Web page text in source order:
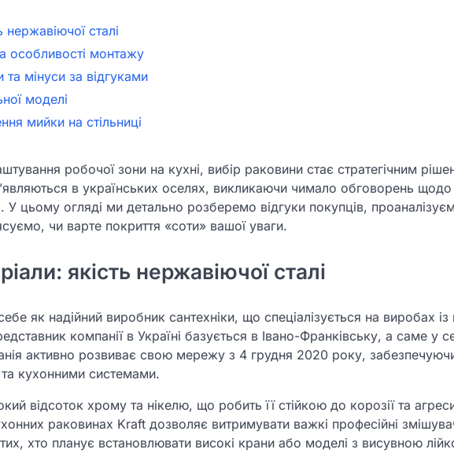
нержавіючої сталі
особливості монтажу
мінуси за відгуками
моделі
мийки на стільниці
робочої зони на кухні, вибір раковини стає стратегічним
в українських оселях, викликаючи чимало обговорень щодо
У цьому огляді ми детально розберемо відгуки покупців,
чи варте покриття «соти» вашої уваги.
якість нержавіючої сталі
як надійний виробник сантехніки, що спеціалізується на виробах із
компанії в Україні базується в Івано-Франківську, а саме у
активно розвиває свою мережу з 4 грудня 2020 року,
кухонними системами.
відсоток хрому та нікелю, що робить її стійкою до корозії та
раковинах Kraft дозволяє витримувати важкі професійні
хто планує встановлювати високі крани або моделі з висувною